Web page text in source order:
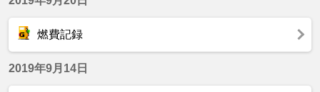
燃費記録
2019年9月14日